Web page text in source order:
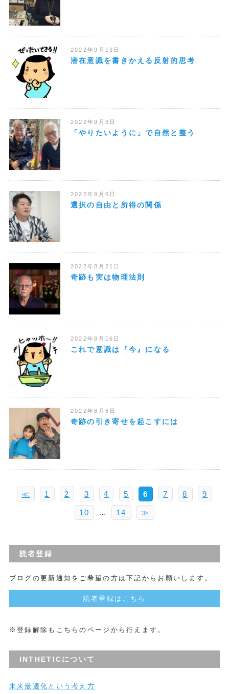
2022年9月13日
潜在意識を書きかえる反射的思考
2022年9月9日
「やりたいように」で自然と整う
2022年9月6日
選択の自由と所得の関係
2022年8月21日
奇跡も実は物理法則
2022年8月16日
これで意識は『今』になる
2022年8月6日
奇跡の引き寄せを起こすには
≪ 1 2 3 4 5 6 7 8 9
10 … 14 ≫
読者登録
ブログの更新通知をご希望の方は下記からお願いします。
読者登録はこちら
※登録解除もこちらのページから行えます。
INTHETICについて
未来最適化という考え方